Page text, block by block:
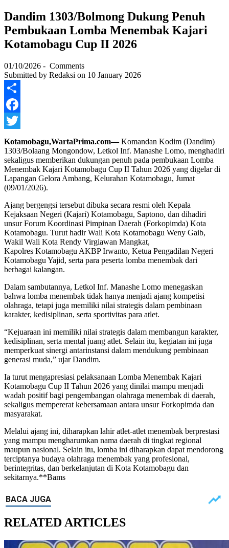
Dandim 1303/Bolmong Dukung Penuh
Pembukaan Lomba Menembak Kajari
Kotamobagu Cup II 2026
01/10/2026 - Comments
Submitted by Redaksi on 10 January 2026
Share
Facebook
Twitter
Kotamobagu,WartaPrima.com—Komandan Kodim (Dandim)
1303/Bolaang Mongondow, Letkol Inf. Manashe Lomo, menghadiri
sekaligus memberikan dukungan penuh pada pembukaan Lomba
Menembak Kajari Kotamobagu Cup II Tahun 2026 yang digelar di
Lapangan Gelora Ambang, Kelurahan Kotamobagu, Jumat
(09/01/2026).
Ajang bergengsi tersebut dibuka secara resmi oleh Kepala
Kejaksaan Negeri (Kajari) Kotamobagu, Saptono, dan dihadiri
unsur Forum Koordinasi Pimpinan Daerah (Forkopimda) Kota
Kotamobagu. Turut hadir Wali Kota Kotamobagu Weny Gaib,
Wakil Wali Kota Rendy Virgiawan Mangkat,
Kapolres Kotamobagu AKBP Irwanto, Ketua Pengadilan Negeri
Kotamobagu Yajid, serta para peserta lomba menembak dari
berbagai kalangan.
Dalam sambutannya, Letkol Inf. Manashe Lomo menegaskan
bahwa lomba menembak tidak hanya menjadi ajang kompetisi
olahraga, tetapi juga memiliki nilai strategis dalam pembinaan
karakter, kedisiplinan, serta sportivitas para atlet.
“Kejuaraan ini memiliki nilai strategis dalam membangun karakter,
kedisiplinan, serta mental juang atlet. Selain itu, kegiatan ini juga
memperkuat sinergi antarinstansi dalam mendukung pembinaan
generasi muda,” ujar Dandim.
Ia turut mengapresiasi pelaksanaan Lomba Menembak Kajari
Kotamobagu Cup II Tahun 2026 yang dinilai mampu menjadi
wadah positif bagi pengembangan olahraga menembak di daerah,
sekaligus mempererat kebersamaan antara unsur Forkopimda dan
masyarakat.
Melalui ajang ini, diharapkan lahir atlet-atlet menembak berprestasi
yang mampu mengharumkan nama daerah di tingkat regional
maupun nasional. Selain itu, lomba ini diharapkan dapat mendorong
terciptanya budaya olahraga menembak yang profesional,
berintegritas, dan berkelanjutan di Kota Kotamobagu dan
sekitarnya.**Bams
RELATED ARTICLES